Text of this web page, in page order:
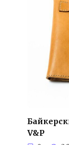
V&P